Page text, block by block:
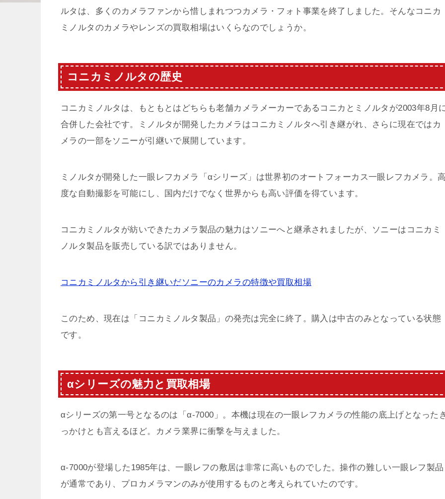
ルタは、多くのカメラファンから惜しまれつつカメラ・フォト事業を終了しました。そんなコニカ
ミノルタのカメラやレンズの買取相場はいくらなのでしょうか。
コニカミノルタの歴史
コニカミノルタは、もともとはどちらも老舗カメラメーカーであるコニカとミノルタが2003年8月
合併した会社です。ミノルタが開発したカメラはコニカミノルタへ引き継がれ、さらに現在ではカ
メラの一部をソニーが引継いで展開しています。
ミノルタが開発した一眼レフカメラ「αシリーズ」は世界初のオートフォーカス一眼レフカメラ。
度な自動撮影を可能にし、国内だけでなく世界からも高い評価を得ています。
コニカミノルタが紡いできたカメラ製品の魅力はソニーへと継承されましたが、ソニーはコニカミ
ノルタ製品を販売している訳ではありません。
コニカミノルタから引き継いだソニーのカメラの特徴や買取相場
このため、現在は「コニカミノルタ製品」の発売は完全に終了。購入は中古のみとなっている状態
です。
αシリーズの魅力と買取相場
αシリーズの第一号となるのは「α-7000」。本機は現在の一眼レフカメラの性能の底上げとなった
っかけとも言えるほど。カメラ業界に衝撃を与えました。
α-7000が登場した1985年は、一眼レフの敷居は非常に高いものでした。操作の難しい一眼レフ製品
が通常であり、プロカメラマンのみが使用するものと考えられていたのです。